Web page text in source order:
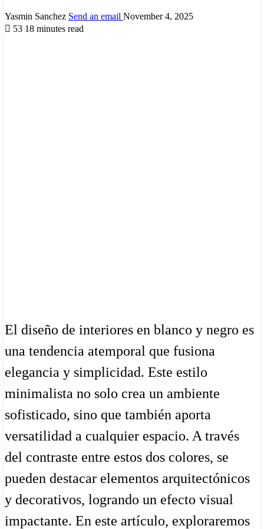
Yasmin Sanchez Send an email November 4, 2025
53 18 minutes read
El diseño de interiores en blanco y negro es
una tendencia atemporal que fusiona
elegancia y simplicidad. Este estilo
minimalista no solo crea un ambiente
sofisticado, sino que también aporta
versatilidad a cualquier espacio. A través
del contraste entre estos dos colores, se
pueden destacar elementos arquitectónicos
y decorativos, logrando un efecto visual
impactante. En este artículo, exploraremos